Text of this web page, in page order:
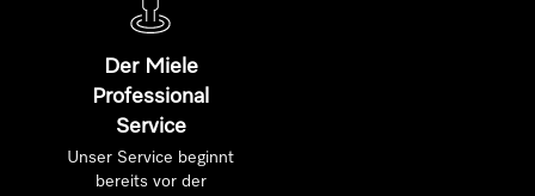
Der Miele
Professional
Service
Unser Service beginnt
bereits vor der